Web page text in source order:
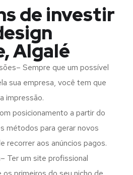
de investir
Algalé
Sempre que um possível
sua empresa, você tem que
impressão.
posicionamento a partir do
métodos para gerar novos
recorrer aos anúncios pagos.
Ter um site profissional